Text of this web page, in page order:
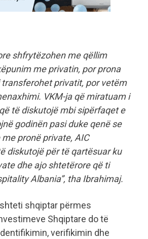
shfrytëzohen me qëllim
me privatin, por prona
privatit, por vetëm
VKM-ja që miratuam i
të diskutojë mbi sipërfaqet e
godinën pasi duke qenë se
pronë private, AIC
diskutojë për të qartësuar ku
dhe ajo shtetërore që ti
Albania”, tha Ibrahimaj.
shqiptar përmes
Shqiptare do të
verifikimin dhe